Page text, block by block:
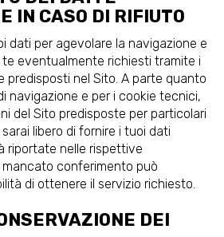
IN CASO DI RIFIUTO
dati per agevolare la navigazione e
te eventualmente richiesti tramite i
predisposti nel Sito. A parte quanto
navigazione e per i cookie tecnici,
del Sito predisposte per particolari
libero di fornire i tuoi dati
riportate nelle rispettive
conferimento può
di ottenere il servizio richiesto.
DEI